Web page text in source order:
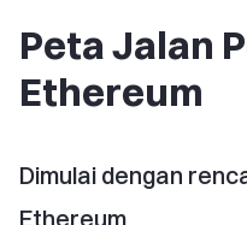
Peta Jalan
Ethereum
Dimulai dengan
Ethereum